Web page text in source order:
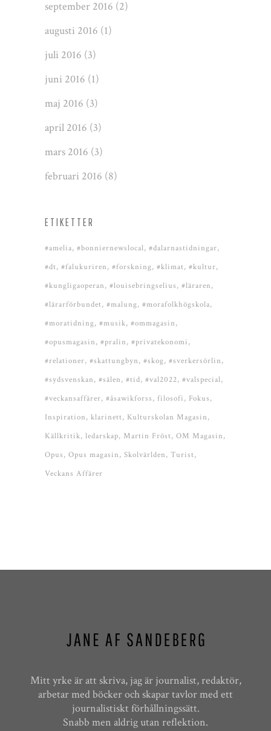
september 2016 (2)
augusti 2016 (1)
juli 2016 (3)
juni 2016 (1)
maj 2016 (3)
april 2016 (3)
mars 2016 (3)
februari 2016 (8)
ETIKETTER
#amelia #bonniernewslocal #dalarnastidningar
#dt #falukuriren #forskning #klimat #kultur
#kungligaoperan #louisebringselius #läraren
#lärarförbundet #malung #morafolkhögskola
#moratidning #musik #ommagasin
#opusmagasin #pralin #privatekonomi
#relationer #skattungbyn #skog #sverkersörlin
#sydsvenskan #sälen #tid #val2022 #valspecial
#veckansaffärer #åsawikforss filosofi
Fokus
Inspiration klarinett Kulturskolan Magasin
Källkritik ledarskap Martin Fröst OM Magasin
Opus Opus magasin Skolvärlden Turist
Veckans Affärer
Mitt yrke är att skriva, jag är journalist, redaktör,
arbetar med böcker och skapar tavlor med ett
journalistiskt förhållningssätt.
Snabb men aldrig utan reflektion.